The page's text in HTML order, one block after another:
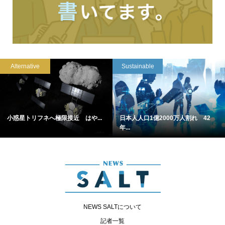
Alternative
小惑星トリフネへ極限接近 はや...
Sustainable
日本人人口1億2000万人割れ 42
年...
NEWS SALTについて
記者一覧